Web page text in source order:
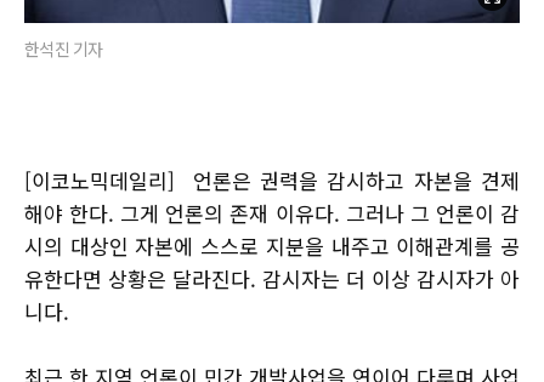
한석진 기자
[이코노믹데일리] 언론은 권력을 감시하고 자본을 견제
해야 한다. 그게 언론의 존재 이유다. 그러나 그 언론이 감
시의 대상인 자본에 스스로 지분을 내주고 이해관계를 공
유한다면 상황은 달라진다. 감시자는 더 이상 감시자가 아
니다.